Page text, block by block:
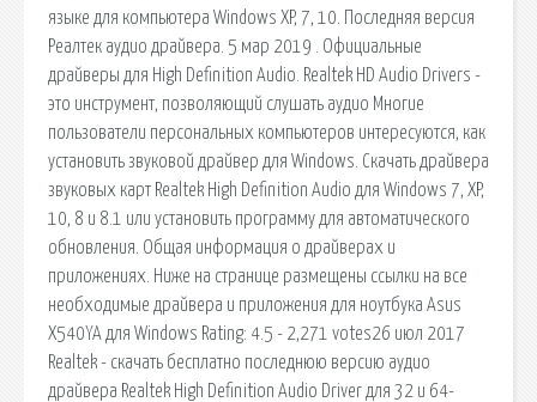
языке для компьютера Windows XP, 7, 10. Последняя версия
Реалтек аудио драйвера. 5 мар 2019 . Официальные
драйверы для High Definition Audio. Realtek HD Audio Drivers -
это инструмент, позволяющий слушать аудио Многие
пользователи персональных компьютеров интересуются, как
установить звуковой драйвер для Windows. Скачать драйвера
звуковых карт Realtek High Definition Audio для Windows 7, XP,
10, 8 и 8.1 или установить программу для автоматического
обновления. Общая информация о драйверах и
приложениях. Ниже на странице размещены ссылки на все
необходимые драйвера и приложения для ноутбука Asus
X540YA для Windows Rating: 4.5 - 2,271 votes26 июл 2017
Realtek - скачать бесплатно последнюю версию аудио
драйвера Realtek High Definition Audio Driver для 32 и 64-